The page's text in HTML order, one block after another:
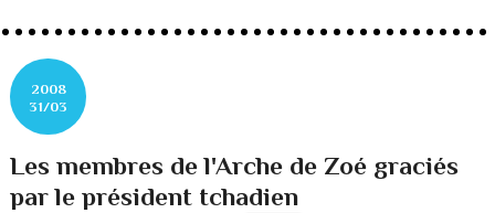
2008
31/03
Les membres de l'Arche de Zoé graciés
par le président tchadien